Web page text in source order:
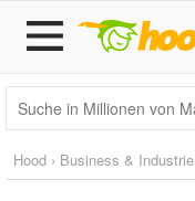
Hood › Business & Industrie